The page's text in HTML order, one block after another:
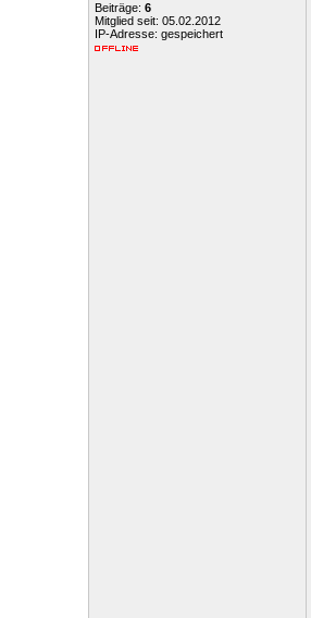
Beiträge: 6
Mitglied seit: 05.02.2012
IP-Adresse: gespeichert